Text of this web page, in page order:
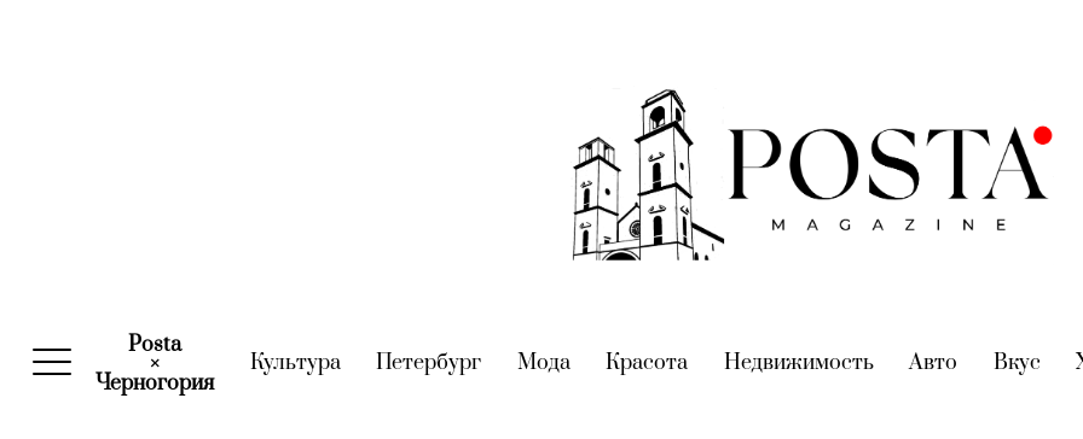
Posta
×
Черногория(current)
Культура(current)
Петербург (current)
Мода(current)
Красота (current)
Недвижимость(current)
Авто (current)
Вкус